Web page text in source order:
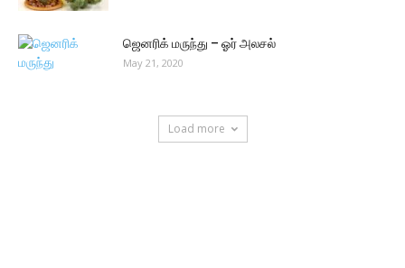
ஜெனரிக் மருந்து – ஓர் அலசல்
May 21, 2020
Load more